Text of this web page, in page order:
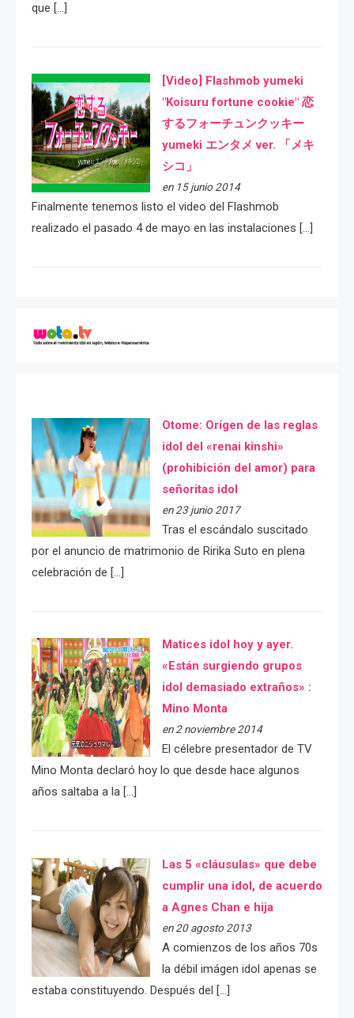
que […]
[Video] Flashmob yumeki
"Koisuru fortune cookie" 恋
するフォーチュンクッキー
yumeki エンタメ ver. 「メキ
シコ」
en 15 junio 2014
Finalmente tenemos listo el video del Flashmob
realizado el pasado 4 de mayo en las instalaciones […]
Otome: Orígen de las reglas
idol del «renai kinshi»
(prohibición del amor) para
señoritas idol
en 23 junio 2017
Tras el escándalo suscitado
por el anuncio de matrimonio de Ririka Suto en plena
celebración de […]
Matices idol hoy y ayer.
«Están surgiendo grupos
idol demasiado extraños» :
Mino Monta
en 2 noviembre 2014
El célebre presentador de TV
Mino Monta declaró hoy lo que desde hace algunos
años saltaba a la […]
Las 5 «cláusulas» que debe
cumplir una idol, de acuerdo
a Agnes Chan e hija
en 20 agosto 2013
A comienzos de los años 70s
la débil imágen idol apenas se
estaba constituyendo. Después del […]